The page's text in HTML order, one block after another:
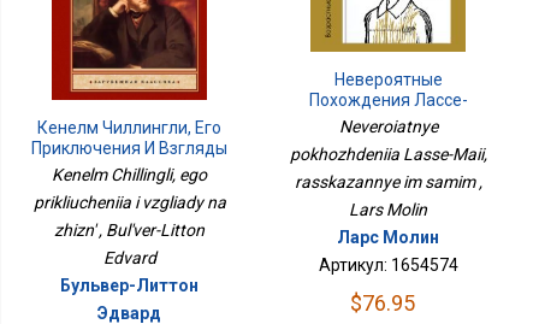
Кенелм Чиллингли, Его
Приключения И Взгляды
На Жизнь
Kenelm Chillingli, ego
prikliucheniia i vzgliady na
zhizn' , Bul'ver-Litton
Edvard
Бульвер-Литтон
Эдвард
Невероятные
Похождения Лассе-
Майи, Рассказанные Им
Neveroiatnye
pokhozhdeniia Lasse-Maii,
rasskazannye im samim ,
Lars Molin
Ларс Молин
Артикул: 1654574
$76.95